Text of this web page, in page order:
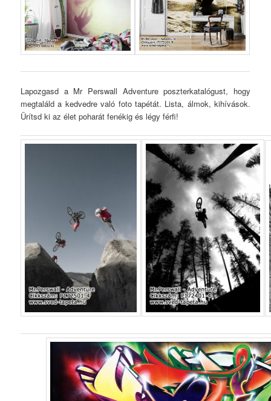
Lapozgasd a Mr Perswall Adventure poszterkatalógust, hogy
megtaláld a kedvedre való foto tapétát. Lista, álmok, kihívások.
Ürítsd ki az élet poharát fenékig és légy férfi!